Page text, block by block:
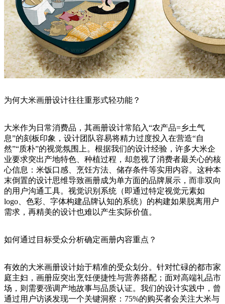
为何大米画册设计往往重形式轻功能？
大米作为日常消费品，其画册设计常陷入“农产品=乡土气
息”的刻板印象，设计团队容易将精力过度投入在营造“自
然”“质朴”的视觉氛围上。根据我们的设计经验，许多大米企
业要求突出产地特色、种植过程，却忽视了消费者最关心的核
心信息：米饭口感、烹饪方法、储存条件等实用内容。这种本
末倒置的设计思维导致画册成为单方面的品牌展示，而非双向
的用户沟通工具。视觉识别系统（即通过特定视觉元素如
logo、色彩、字体构建品牌认知的系统）的构建如果脱离用户
需求，再精美的设计也难以产生实际价值。
如何通过目标受众分析确定画册内容重点？
有效的大米画册设计始于精准的受众划分。针对忙碌的都市家
庭主妇，画册应突出烹饪便捷性与营养搭配；面对高端礼品市
场，则需要强调产地故事与品质认证。我们的设计实践中，曾
通过用户访谈发现一个关键洞察：75%的购买者会关注大米与